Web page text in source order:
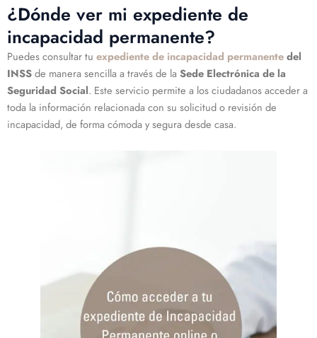
¿Dónde ver mi expediente de
incapacidad permanente?
Puedes consultar tu expediente de incapacidad permanentedel
INSSde manera sencilla a través de la Sede Electrónica de la
Seguridad Social. Este servicio permite a los ciudadanos acceder a
toda la información relacionada con su solicitud o revisión de
incapacidad, de forma cómoda y segura desde casa.